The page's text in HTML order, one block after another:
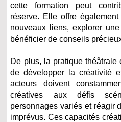
cette formation peut
réserve. Elle offre
nouveaux liens, explorer
bénéficier de conseils
De plus, la pratique théâtrale
de développer la créativité
acteurs doivent
créatives aux défis
personnages variés et réagir
imprévus. Ces capacités